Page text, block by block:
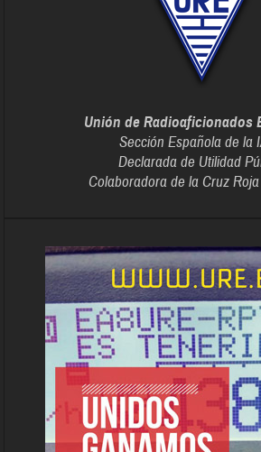
Unión de Radioaficionados
Sección Española de la
Declarada de Utilidad
Colaboradora de la Cruz